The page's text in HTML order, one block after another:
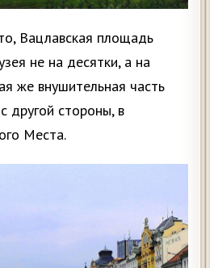
Вацлавская площадь
не на десятки, а на
же внушительная часть
другой стороны, в
Места.